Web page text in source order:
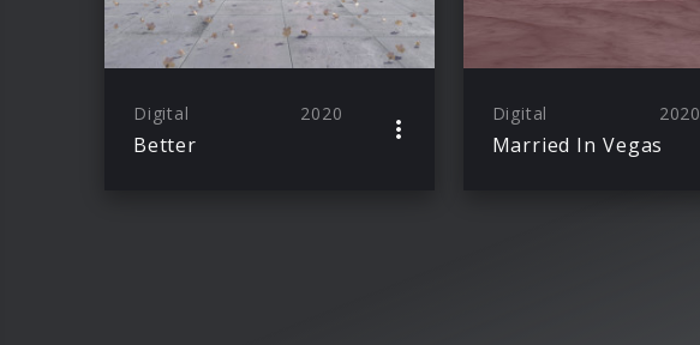
Digital 2020
Better
Digital 2020
Married In Vegas